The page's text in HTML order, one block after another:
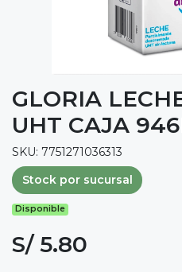
GLORIA
UHT CAJA
SKU: 7751271036313
Stock por sucursal
Disponible
S/ 5.80